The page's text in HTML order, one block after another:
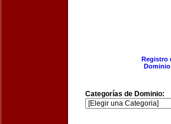
Registro
Categorías de Dominio: